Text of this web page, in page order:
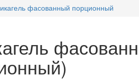
фасованный порционный